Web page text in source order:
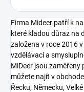
Firma Mideer patří k
které kladou důraz na
založena v roce 2016
vzdělávací a
MiDeer jsou
můžete najít v
Řecku, Německu,